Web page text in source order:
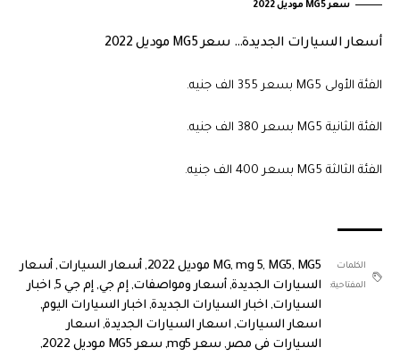
سعر MG5 موديل 2022
أسعار السيارات الجديدة… سعر MG5 موديل 2022
الفئة الأولى MG5 بسعر 355 الف جنيه.
الفئة الثانية MG5 بسعر 380 الف جنيه.
الفئة الثالثة MG5 بسعر 400 الف جنيه.
الكلمات
المفتاحية:
MG, mg 5, MG5, MG5 موديل 2022 , أسعار السيارات, أسعار
السيارات الجديدة, أسعار ومواصفات,إم جي,إم جي 5 , اخبار
السيارات, اخبار السيارات الجديدة, اخبار السيارات اليوم,
اسعار السيارات, اسعار السيارات الجديدة, اسعار
السيارات فى مصر, سعر mg5 , سعر MG5 موديل 2022
,